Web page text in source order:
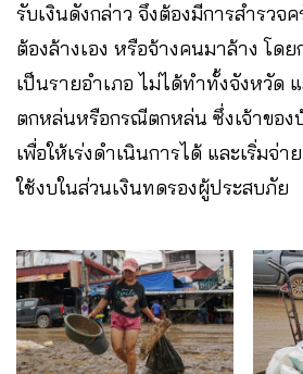
รับเงินดังกล่าว จึงต้องมีการสำรวจ
ต้องล้างเอง หรือจ้างคนมาล้าง โดย
เป็นรายอำเภอ ไม่ได้ทำทั้งจังหวัด
ตกหล่นหรือกรณีตกหล่น ซึ่งเจ้าของ
เพื่อให้เร่งดำเนินการได้ และเริ่มจ่
ใช้งบในส่วนเงินทดรองผู้ประสบภัย